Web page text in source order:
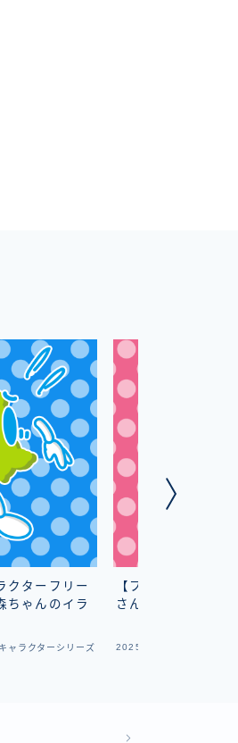
クターフリー
ちゃんのイラ
キャラクターシリーズ
【フリー素材】お
さんのイラスト
2025.02.02